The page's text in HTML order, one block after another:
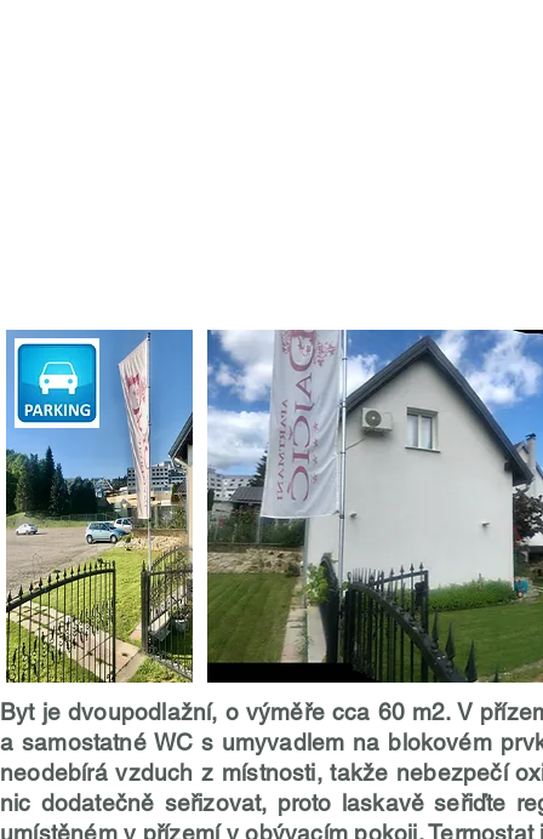
Byt je dvoupodlažní, o výměře cca 60 m2. V
a samostatné WC s umyvadlem na blokovém
neodebírá vzduch z místnosti, takže nebezpečí
nic dodatečně seřizovat, proto laskavě seřiďte
umístěném v přízemí v obývacím pokoji.